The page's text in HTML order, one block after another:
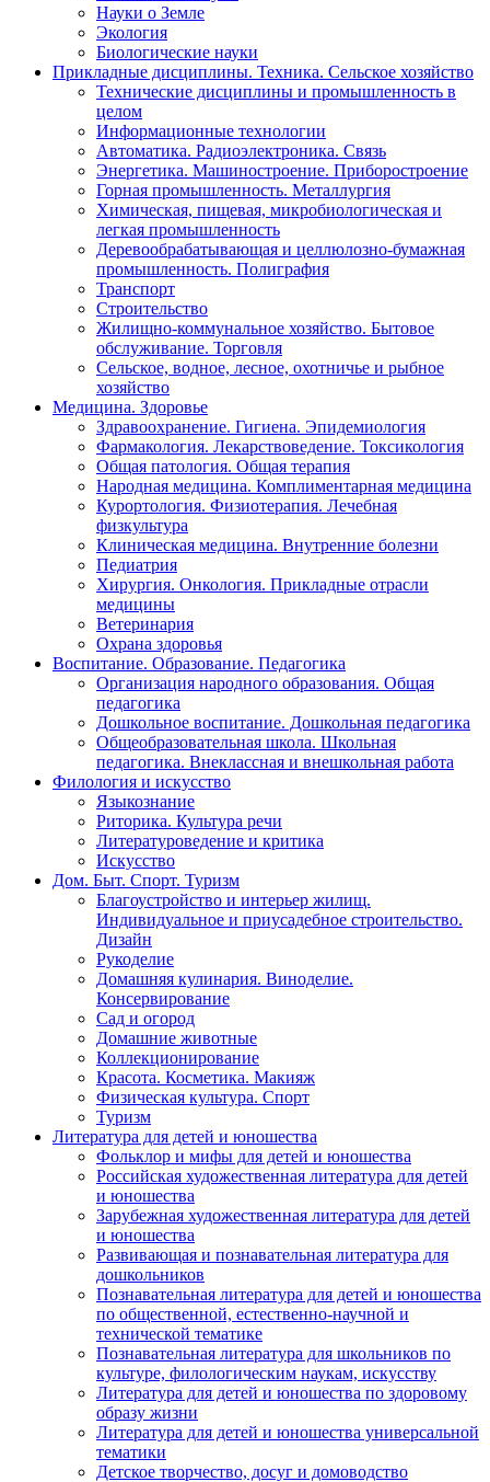
Науки о Земле
Экология
Биологические науки
Прикладные дисциплины. Техника. Сельское хозяйство
Технические дисциплины и промышленность в
целом
Информационные технологии
Автоматика. Радиоэлектроника. Связь
Энергетика. Машиностроение. Приборостроение
Горная промышленность. Металлургия
Химическая, пищевая, микробиологическая и
легкая промышленность
Деревообрабатывающая и целлюлозно-бумажная
промышленность. Полиграфия
Транспорт
Строительство
Жилищно-коммунальное хозяйство. Бытовое
обслуживание. Торговля
Сельское, водное, лесное, охотничье и рыбное
хозяйство
Медицина. Здоровье
Здравоохранение. Гигиена. Эпидемиология
Фармакология. Лекарствоведение. Токсикология
Общая патология. Общая терапия
Народная медицина. Комплиментарная медицина
Курортология. Физиотерапия. Лечебная
физкультура
Клиническая медицина. Внутренние болезни
Педиатрия
Хирургия. Онкология. Прикладные отрасли
медицины
Ветеринария
Охрана здоровья
Воспитание. Образование. Педагогика
Организация народного образования. Общая
педагогика
Дошкольное воспитание. Дошкольная педагогика
Общеобразовательная школа. Школьная
педагогика. Внеклассная и внешкольная работа
Филология и искусство
Языкознание
Риторика. Культура речи
Литературоведение и критика
Искусство
Дом. Быт. Спорт. Туризм
Благоустройство и интерьер жилищ.
Индивидуальное и приусадебное строительство.
Дизайн
Рукоделие
Домашняя кулинария. Виноделие.
Консервирование
Сад и огород
Домашние животные
Коллекционирование
Красота. Косметика. Макияж
Физическая культура. Спорт
Туризм
Литература для детей и юношества
Фольклор и мифы для детей и юношества
Российская художественная литература для детей
и юношества
Зарубежная художественная литература для детей
и юношества
Развивающая и познавательная литература для
дошкольников
Познавательная литература для детей и юношества
по общественной, естественно-научной и
технической тематике
Познавательная литература для школьников по
культуре, филологическим наукам, искусству
Литература для детей и юношества по здоровому
образу жизни
Литература для детей и юношества универсальной
тематики
Детское творчество, досуг и домоводство